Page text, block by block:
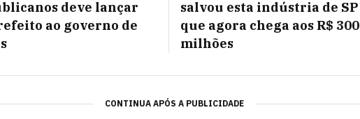
deve lançar
ao governo de
salvou esta indústria de SP
que agora chega aos R$ 300
milhões
CONTINUA APÓS A PUBLICIDADE